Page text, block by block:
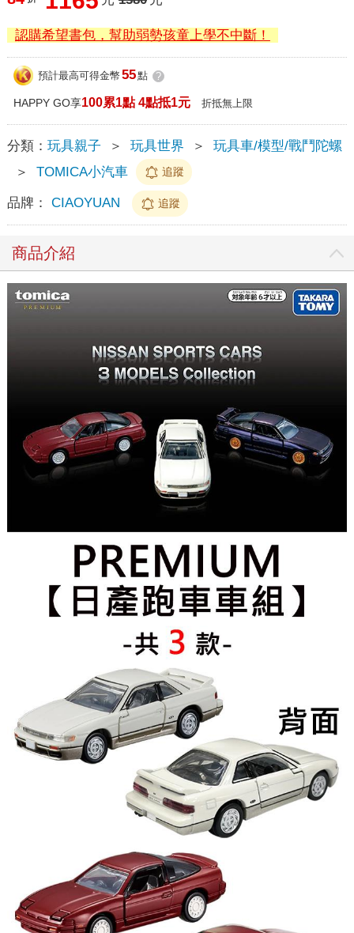
認購希望書包，幫助弱勢孩童上學不中斷！
預計最高可得金幣 55點 ?
HAPPY GO享100累1點 4點抵1元 折抵無上限
分類： 玩具親子 ＞ 玩具世界 ＞
玩具車/模型/戰鬥陀螺
＞
TOMICA小汽車 追蹤
品牌： CIAOYUAN 追蹤
商品介紹